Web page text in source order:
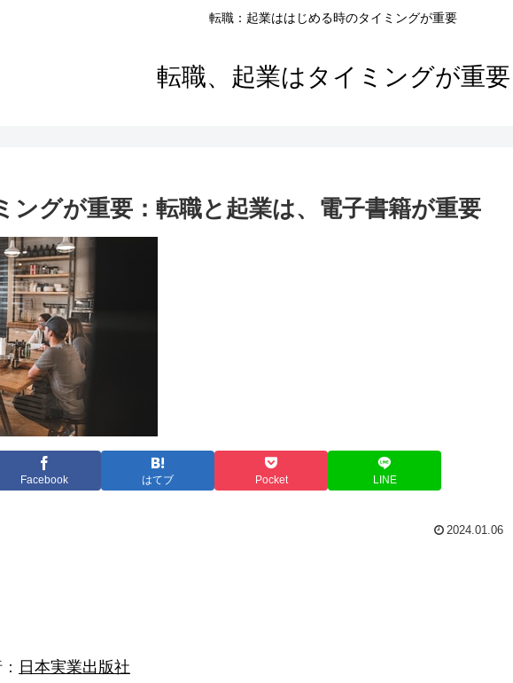
転職：起業ははじめる時のタイミングが重要
転職、起業はタイミングが重要
ングが重要：転職と起業は、電子書籍が重要
Facebook はてブ Pocket LINE
2024.01.06
日本実業出版社